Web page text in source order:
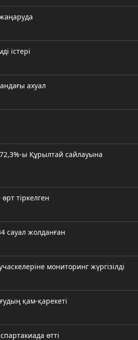
істері
ахуал
ы Құрылтай сайлауына
тіркелген
сауал жолданған
мониторинг жүргізілді
қам-қарекеті
өтті